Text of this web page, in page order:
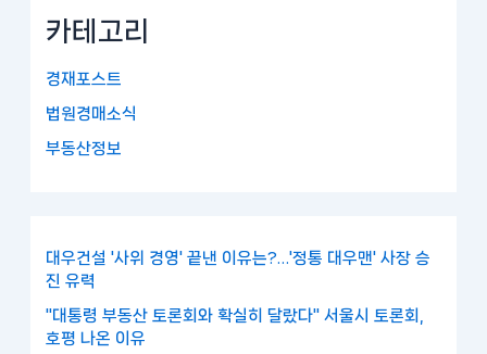
카테고리
경재포스트
법원경매소식
부동산정보
대우건설 '사위 경영' 끝낸 이유는?…'정통 대우맨' 사장 승
진 유력
"대통령 부동산 토론회와 확실히 달랐다" 서울시 토론회,
호평 나온 이유